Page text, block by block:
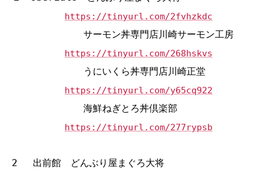
https://tinyurl.com/2fvhzkdc
サーモン丼専門店川崎サーモン工房
https://tinyurl.com/268hskvs
うにいくら丼専門店川崎正堂
https://tinyurl.com/y65cq922
海鮮ねぎとろ丼倶楽部
https://tinyurl.com/277rypsb
2 出前館 どんぶり屋まぐろ大将